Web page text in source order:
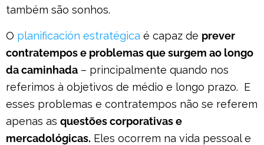
também são sonhos.
O planificación estratégica é capaz de prever
contratempos e problemas que surgem ao longo
da caminhada – principalmente quando nos
referimos à objetivos de médio e longo prazo. E
esses problemas e contratempos não se referem
apenas as questões corporativas e
mercadológicas. Eles ocorrem na vida pessoal e